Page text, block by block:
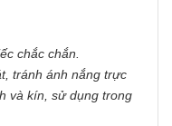
chắc chắn.
tránh ánh nắng trực
và kín, sử dụng trong